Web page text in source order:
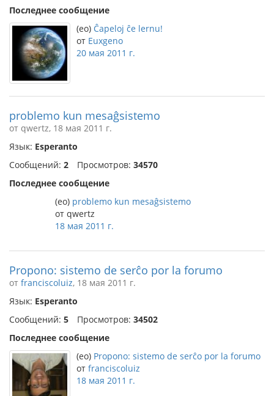
Последнее сообщение
(eo) Ĉapeloj ĉe lernu!
от Euxgeno
20 мая 2011 г.
problemo kun mesaĝsistemo
от qwertz, 18 мая 2011 г.
Язык: Esperanto
Сообщений: 2 Просмотров: 34570
Последнее сообщение
(eo) problemo kun mesaĝsistemo
от qwertz
18 мая 2011 г.
Propono: sistemo de serĉo por la forumo
от franciscoluiz, 18 мая 2011 г.
Язык: Esperanto
Сообщений: 5 Просмотров: 34502
Последнее сообщение
(eo) Propono: sistemo de serĉo por la forumo
от franciscoluiz
18 мая 2011 г.